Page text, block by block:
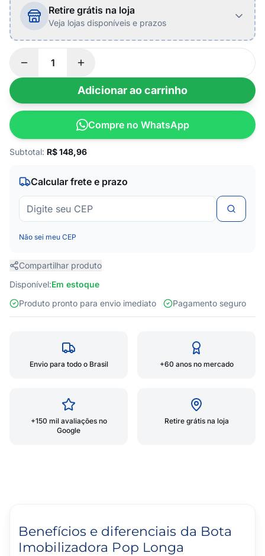
Retire grátis na loja
Veja lojas disponíveis e prazos
Adicionar ao carrinho
Compre no WhatsApp
Subtotal: R$148,96
Calcular frete e prazo
Não sei meu CEP
Compartilhar produto
Disponível:Em estoque
Produto pronto para envio imediato
Pagamento seguro
Envio para todo o Brasil +60 anos no mercado
+150 mil avaliações no
Google
Retire grátis na loja
Benefícios e diferenciais da Bota
Imobilizadora Pop Longa